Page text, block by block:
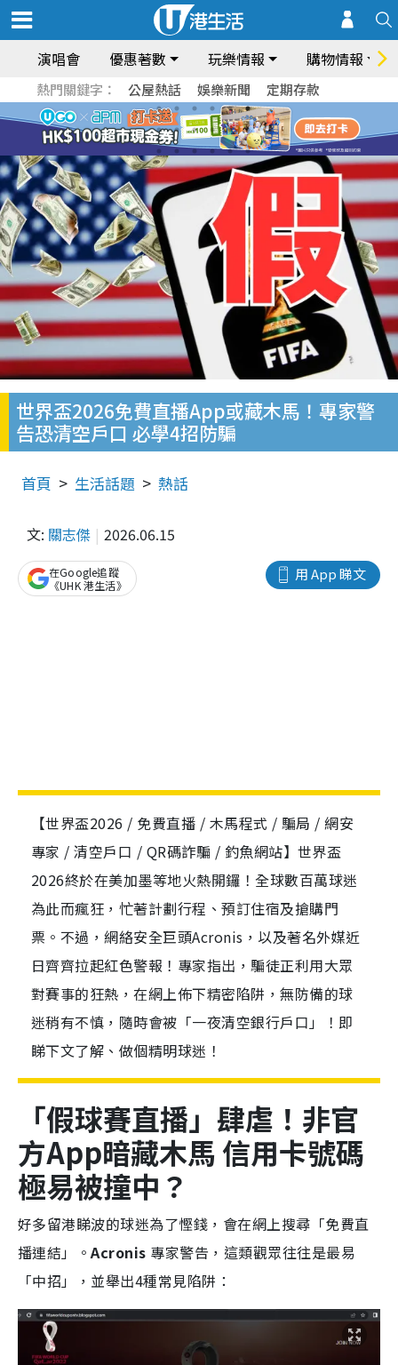
演唱會 優惠著數 玩樂情報 購物情報
熱門關鍵字： 公屋熱話 娛樂新聞 定期存款
世界盃2026免費直播App或藏木馬！專家警
告恐清空戶口 必學4招防騙
首頁 生活話題 熱話
文: 關志傑 2026.06.15
用 App 睇文
在Google追蹤
《UHK 港生活》
【世界盃2026 / 免費直播 / 木馬程式 / 騙局 / 網安
專家 / 清空戶口 / QR碼詐騙 / 釣魚網站】世界盃
2026終於在美加墨等地火熱開鑼！全球數百萬球迷
為此而瘋狂，忙著計劃行程、預訂住宿及搶購門
票。不過，網絡安全巨頭Acronis，以及著名外媒近
日齊齊拉起紅色警報！專家指出，騙徒正利用大眾
對賽事的狂熱，在網上佈下精密陷阱，無防備的球
迷稍有不慎，隨時會被「一夜清空銀行戶口」！即
睇下文了解、做個精明球迷！
「假球賽直播」肆虐！非官
方App暗藏木馬 信用卡號碼
極易被撞中？
好多留港睇波的球迷為了慳錢，會在網上搜尋「免費直
播連結」。Acronis 專家警告，這類觀眾往往是最易
「中招」，並舉出4種常見陷阱：